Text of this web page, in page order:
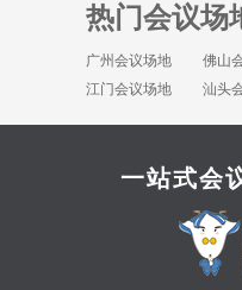
热门会议场
广州会议场地 佛山
江门会议场地
汕头
一站式会